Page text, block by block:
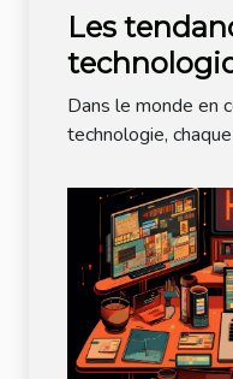
Les
dominer
Dans le monde en
technologie,